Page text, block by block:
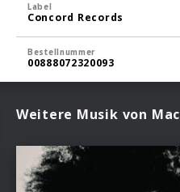
Label
Concord Records
Bestellnummer
00888072320093
Weitere Musik von